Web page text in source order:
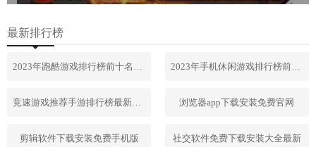
最新排行榜
2023年手机休闲游戏排行榜前十名
浏览器app下载安装免费官网
剪辑软件下载安装免费手机版 社交软件免费下载安装大全最新